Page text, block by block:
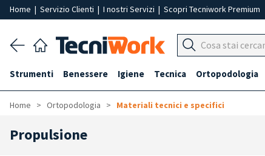
Home | Servizio Clienti | I nostri Servizi | Scopri Tecniwork Premium
Strumenti Benessere Igiene Tecnica Ortopodologia
Home Ortopodologia Materiali tecnici e specifici
Propulsione